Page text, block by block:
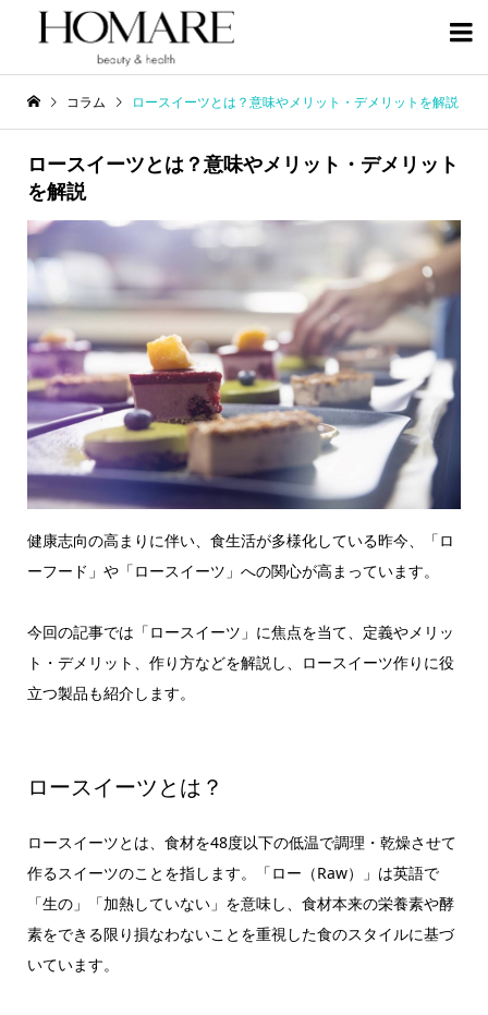

コラム ロースイーツとは？意味やメリット・デメリットを解説
ロースイーツとは？意味やメリット・デメリット
を解説
健康志向の高まりに伴い、食生活が多様化している昨今、「ロ
ーフード」や「ロースイーツ」への関心が高まっています。
今回の記事では「ロースイーツ」に焦点を当て、定義やメリッ
ト・デメリット、作り方などを解説し、ロースイーツ作りに役
立つ製品も紹介します。
ロースイーツとは？
ロースイーツとは、食材を48度以下の低温で調理・乾燥させて
作るスイーツのことを指します。「ロー（Raw）」は英語で
「生の」「加熱していない」を意味し、食材本来の栄養素や酵
素をできる限り損なわないことを重視した食のスタイルに基づ
いています。